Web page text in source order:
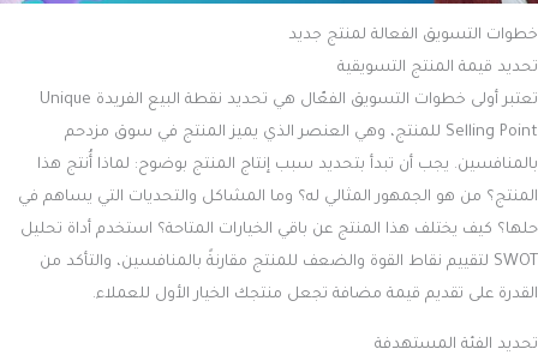
خطوات التسويق الفعالة لمنتج جديد
تحديد قيمة المنتج التسويقية
تعتبر أولى خطوات التسويق الفعّال هي تحديد نقطة البيع الفريدة Unique
Selling Point للمنتج، وهي العنصر الذي يميز المنتج في سوق مزدحم
بالمنافسين. يجب أن تبدأ بتحديد سبب إنتاج المنتج بوضوح: لماذا أُنتج هذا
المنتج؟ من هو الجمهور المثالي له؟ وما المشاكل والتحديات التي يساهم في
حلها؟ كيف يختلف هذا المنتج عن باقي الخيارات المتاحة؟ استخدم أداة تحليل
SWOT لتقييم نقاط القوة والضعف للمنتج مقارنةً بالمنافسين، والتأكد من
القدرة على تقديم قيمة مضافة تجعل منتجك الخيار الأول للعملاء.
تحديد الفئة المستهدفة